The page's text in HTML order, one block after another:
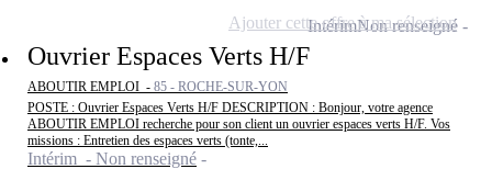
Ouvrier Espaces Verts H/F
ABOUTIR EMPLOI - 85 - ROCHE-SUR-YON
POSTE : Ouvrier Espaces Verts H/F DESCRIPTION : Bonjour, votre agence
ABOUTIR EMPLOI recherche pour son client un ouvrier espaces verts H/F. Vos
missions : Entretien des espaces verts (tonte,...
Intérim - Non renseigné
IntérimNon renseigné
Ajouter cette offre à ma sélection